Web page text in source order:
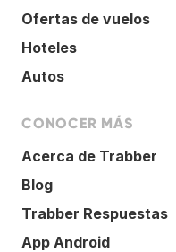
Ofertas de vuelos
Hoteles
Autos
CONOCER MÁS
Acerca de Trabber
Blog
Trabber Respuestas
App Android